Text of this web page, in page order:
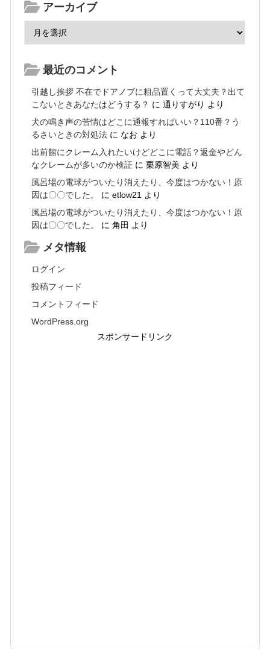
アーカイブ
最近のコメント
引越し挨拶 不在でドアノブに粗品置くって大丈夫？出て
こないときあなたはどうする？ に通りすがり より
犬の鳴き声の苦情はどこに通報すればいい？110番？う
るさいときの対処法 に なお より
出前館にクレーム入れたいけどどこに電話？返金やどん
なクレームが多いのか検証 に栗原智美 より
風呂場の電球がついたり消えたり、今度はつかない！原
因は〇〇でした。
にetlow21 より
風呂場の電球がついたり消えたり、今度はつかない！原
因は〇〇でした。
に角田 より
メタ情報
ログイン
投稿フィード
コメントフィード
WordPress.org
スポンサードリンク